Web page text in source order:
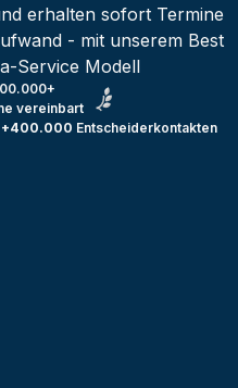
erhalten sofort Termine
- mit unserem Best
Service Modell
vereinbart
+400.000 Entscheiderkontakten